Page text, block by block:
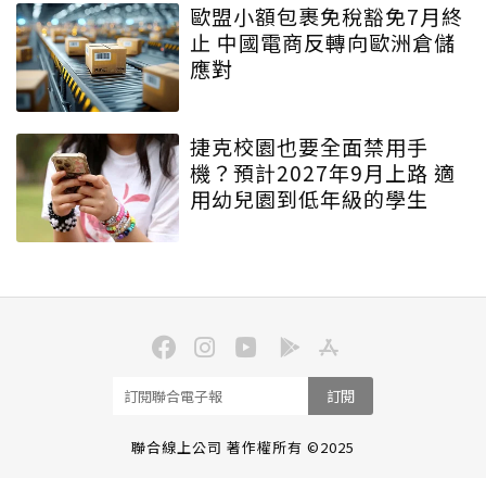
歐盟小額包裹免稅豁免7月終
止 中國電商反轉向歐洲倉儲
應對
捷克校園也要全面禁用手
機？預計2027年9月上路 適
用幼兒園到低年級的學生
訂閱
聯合線上公司 著作權所有 ©2025